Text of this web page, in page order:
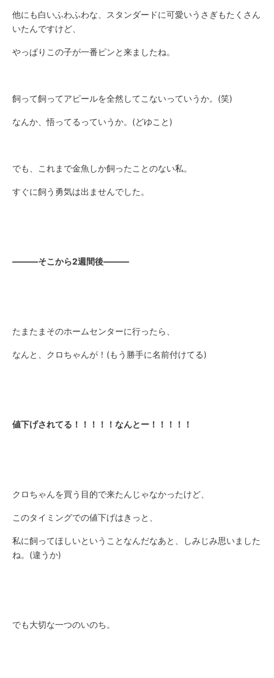
他にも白いふわふわな、スタンダードに可愛いうさぎもたくさん
いたんですけど、
やっぱりこの子が一番ピンと来ましたね。
飼って飼ってアピールを全然してこないっていうか。(笑)
なんか、悟ってるっていうか。(どゆこと)
でも、これまで金魚しか飼ったことのない私。
すぐに飼う勇気は出ませんでした。
―――そこから2週間後―――
たまたまそのホームセンターに行ったら、
なんと、クロちゃんが！(もう勝手に名前付けてる)
値下げされてる！！！！！なんとー！！！！！
クロちゃんを買う目的で来たんじゃなかったけど、
このタイミングでの値下げはきっと、
私に飼ってほしいということなんだなあと、しみじみ思いました
ね。(違うか)
でも大切な一つのいのち。